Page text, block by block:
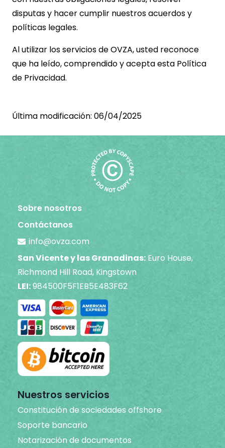
disputas y hacer cumplir nuestros acuerdos y
políticas legales.
Al utilizar los servicios de OVZA, usted reconoce
que ha leído, comprendido y acepta esta Política
de Privacidad.
Última modificación: 06/04/2025
Sobre nosotros
Contáctanos
info@ovza.com
San Vicente y las Granadinas: Euro House,
Richmond Hill Road, Kingstown
LEI:984500F5F1EB5E483F62
Nuestros servicios
Constitución de sociedades offshore
Soporte bancario
Notarización de documentos